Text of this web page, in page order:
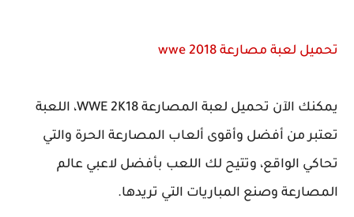
تحميل لعبة مصارعة wwe 2018
يمكنك الآن تحميل لعبة المصارعة WWE 2K18، اللعبة
تعتبر من أفضل وأقوى ألعاب المصارعة الحرة والتي
تحاكي الواقع، وتتيح لك اللعب بأفضل لاعبي عالم
المصارعة وصنع المباريات التي تريدها.